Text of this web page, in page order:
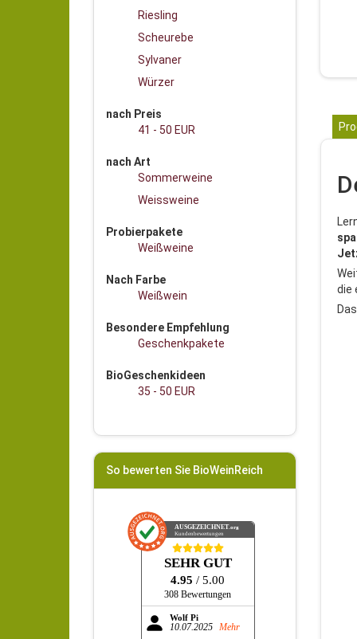
Riesling
Scheurebe
Sylvaner
Würzer
nach Preis
41 - 50 EUR
nach Art
Sommerweine
Weissweine
Probierpakete
Weißweine
Nach Farbe
Weißwein
Besondere Empfehlung
Geschenkpakete
BioGeschenkideen
35 - 50 EUR
So bewerten Sie BioWeinReich
AUSGEZEICHNET.org
Kundenbewertungen
SEHR GUT
4.95 / 5.00
308 Bewertungen
Wolf Pi
10.07.2025 Mehr
die